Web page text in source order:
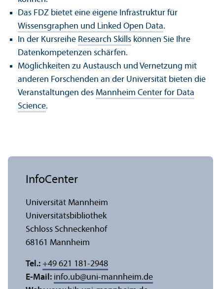
Das FDZ bietet eine eigene Infrastruktur für
Wissensgraphen und Linked Open Data.
In der Kursreihe Research Skills können Sie Ihre
Daten­kompetenzen schärfen.
Möglichkeiten zu Austausch und Vernetzung mit
anderen Forschenden an der Universität bieten die
Veranstaltungen des Mannheim Center for Data
Science.
InfoCenter
Universität Mannheim
Universitäts­bibliothek
Schloss Schneckenhof
68161 Mannheim
Tel.: +49 621 181-2948
E-Mail: info.ub@uni-mannheim.de